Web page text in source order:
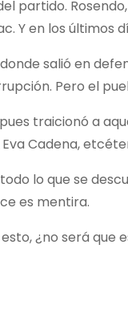
partido.
Y en los últimos
salió en
Pero el
traicionó a
Cadena,
lo que se
es mentira.
¿no será que